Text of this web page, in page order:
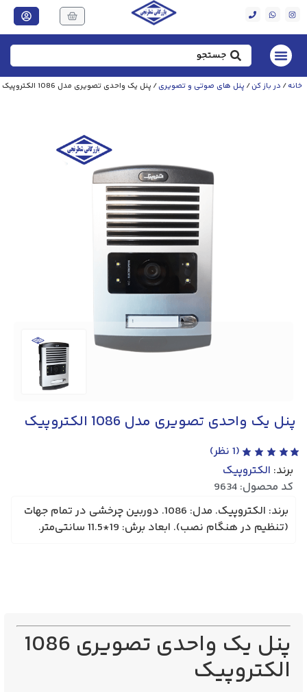
خانه/ در باز کن/ پنل های صوتی و تصویری/ پنل یک واحدی تصویری مدل 1086 الکتروپیک
پنل یک واحدی تصویری مدل 1086 الکتروپیک
(
1 نظر)
برند: الکتروپیک
کد محصول: 9634
برند: الکتروپیک. مدل: 1086. دوربين چرخشی در تمام جهات
(تنظیم در هنگام نصب). ابعاد برش: 19*11.5 سانتی‌متر.
پنل یک واحدی تصویری 1086
الکتروپیک